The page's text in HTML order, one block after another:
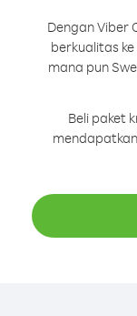
Dengan Viber
berkualitas
mana pun
Beli paket